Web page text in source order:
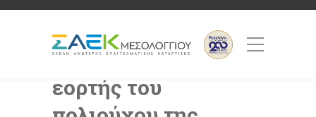
Τοπική αργία λόγω
εορτής του